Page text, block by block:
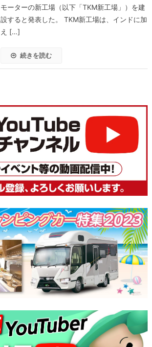
モーターの新工場（以下「TKM新工場」）を建
設すると発表した。 TKM新工場は、インドに加
え […]
続きを読む